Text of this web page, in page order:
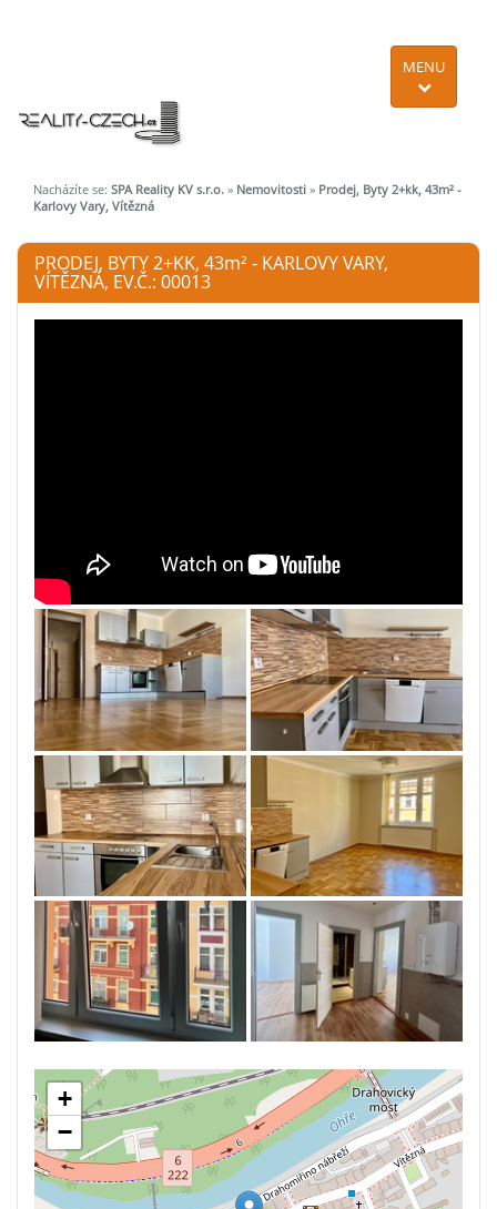
MENU
Nacházíte se: SPA Reality KV s.r.o. » Nemovitosti » Prodej, Byty 2+kk, 43m² -
Karlovy Vary, Vítězná
PRODEJ, BYTY 2+KK, 43m² - KARLOVY VARY,
VÍTĚZNÁ, EV.Č.: 00013
+
−